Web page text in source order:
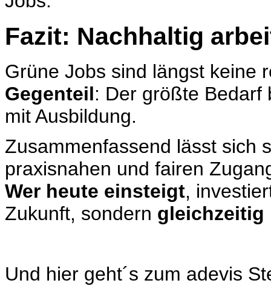
Fazit: Nachhaltig
Grüne Jobs sind längst keine
Gegenteil: Der größte Bedarf
mit Ausbildung.
Zusammenfassend lässt sich
praxisnahen und fairen
Wer heute einsteigt,
Zukunft, sondern gleichzeitig
Und hier geht´s zum adevis